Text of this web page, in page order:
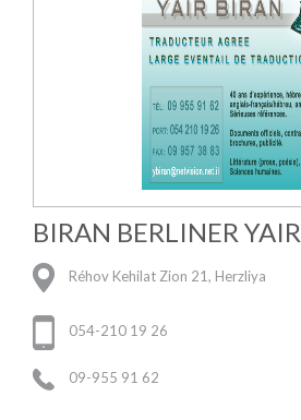
BIRAN BERLINER YAIR
Réhov Kehilat Zion 21, Herzliya
054-210 19 26
09-955 91 62